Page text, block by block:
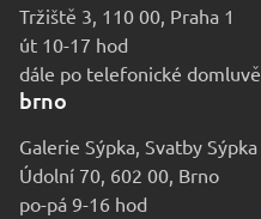
Tržiště 3, 110 00, Praha 1
út 10-17 hod
dále po telefonické domluvě
brno
Galerie Sýpka, Svatby Sýpka
Údolní 70, 602 00, Brno
po-pá 9-16 hod